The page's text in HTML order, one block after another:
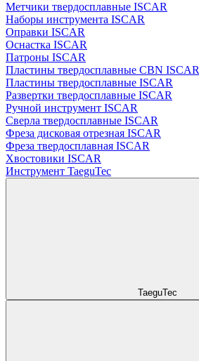
Метчики твердосплавные ISCAR
Наборы инструмента ISCAR
Оправки ISCAR
Оснастка ISCAR
Патроны ISCAR
Пластины твердосплавные CBN ISCAR
Пластины твердосплавные ISCAR
Развертки твердосплавные ISCAR
Ручной инструмент ISCAR
Сверла твердосплавные ISCAR
Фреза дисковая отрезная ISCAR
Фреза твердосплавная ISCAR
Хвостовики ISCAR
Инструмент TaeguTec
TaeguTec